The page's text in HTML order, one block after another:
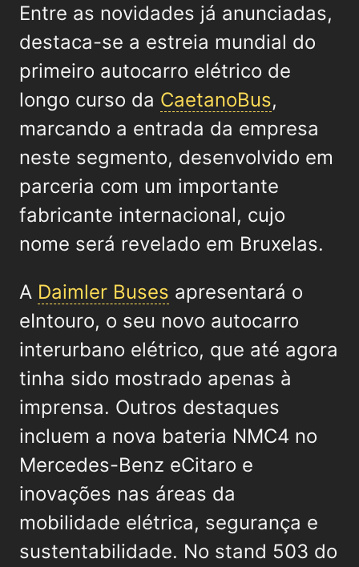
Entre as novidades já anunciadas,
destaca-se a estreia mundial do
primeiro autocarro elétrico de
longo curso da CaetanoBus,
marcando a entrada da empresa
neste segmento, desenvolvido em
parceria com um importante
fabricante internacional, cujo
nome será revelado em Bruxelas.
A Daimler Buses apresentará o
eIntouro, o seu novo autocarro
interurbano elétrico, que até agora
tinha sido mostrado apenas à
imprensa. Outros destaques
incluem a nova bateria NMC4 no
Mercedes-Benz eCitaro e
inovações nas áreas da
mobilidade elétrica, segurança e
sustentabilidade. No stand 503 do